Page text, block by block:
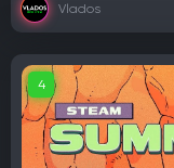
Vlados
4